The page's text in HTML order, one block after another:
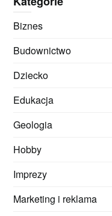
Biznes
Budownictwo
Dziecko
Edukacja
Geologia
Hobby
Imprezy
Marketing i reklama